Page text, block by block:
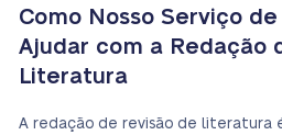
Como Nosso Serviço
Ajudar com a Redação
Literatura
A redação de revisão de literatura